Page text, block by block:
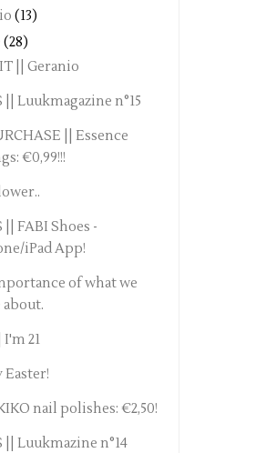
(13)
(28)
|| Geranio
|| Luukmagazine n°15
|| Essence
€0,99!!!
|| FABI Shoes -
iPad App!
of what we
about.
21
Easter!
nail polishes: €2,50!
|| Luukmazine n°14